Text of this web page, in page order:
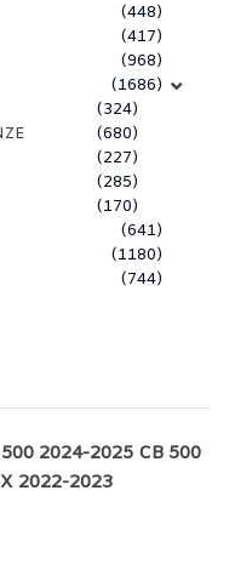
(448)
(417)
(968)
(1686)
(324)
(680)
(227)
(285)
(170)
(641)
(1180)
(744)
2024-2025 CB 500
2022-2023